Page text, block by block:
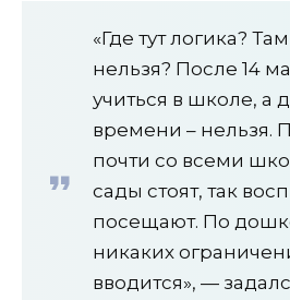
«Где тут логика?
нельзя? После 14
учиться в школе, а
времени – нельзя.
почти со всеми
сады стоят, так
посещают. По
никаких
вводится», —